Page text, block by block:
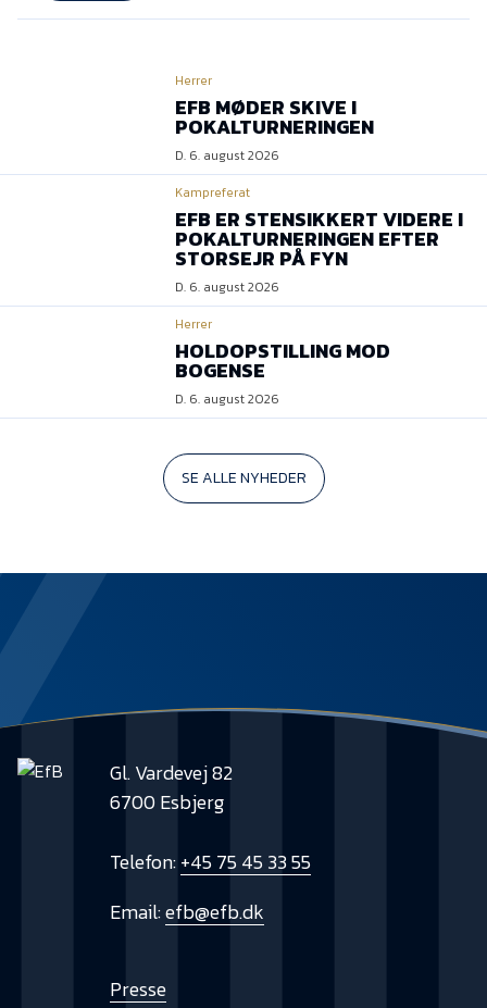
Herrer
EFB MØDER SKIVE I
POKALTURNERINGEN
D. 6. august 2026
Kampreferat
EFB ER STENSIKKERT VIDERE I
POKALTURNERINGEN EFTER
STORSEJR PÅ FYN
D. 6. august 2026
Herrer
HOLDOPSTILLING MOD
BOGENSE
D. 6. august 2026
SE ALLE NYHEDER
Gl. Vardevej 82
6700 Esbjerg
Telefon:+45 75 45 33 55
Email:efb@efb.dk
Presse